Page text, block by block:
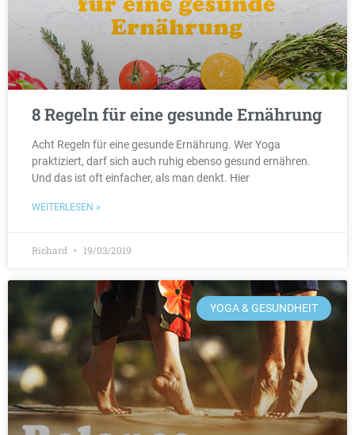
8 Regeln für eine gesunde Ernährung
Acht Regeln für eine gesunde Ernährung. Wer Yoga
praktiziert, darf sich auch ruhig ebenso gesund ernähren.
Und das ist oft einfacher, als man denkt. Hier
WEITERLESEN »
Richard 19/03/2019
YOGA & GESUNDHEIT